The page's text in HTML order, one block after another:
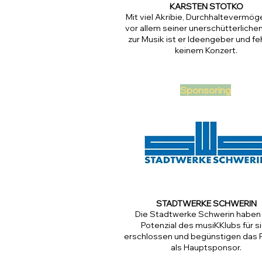
KARSTEN STOTKO
Mit viel Akribie,
vor allem seiner
zur Musik ist er Ideengeber und
keinem Konzert.
Sponsoring
STADTWERKE SCHWERIN
Die Stadtwerke Schwerin
Potenzial des musiKKlubs für
erschlossen und begünstigen das
als Hauptsponsor.